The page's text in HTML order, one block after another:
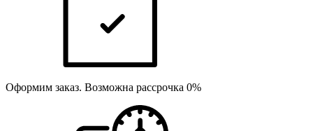
Оформим заказ. Возможна рассрочка 0%